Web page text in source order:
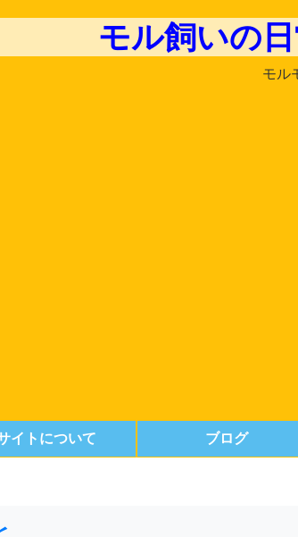
モル飼いの
モル
イトについて ブログ